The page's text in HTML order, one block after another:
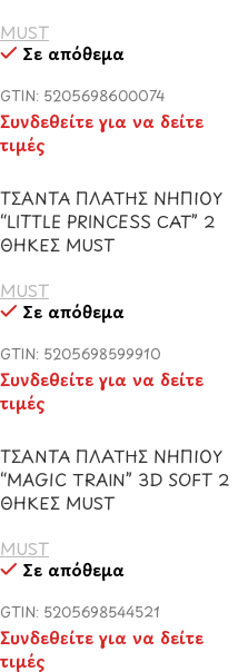
MUST
Σε απόθεμα
GTIN: 5205698600074
Συνδεθείτε για να δείτε
τιμές
ΤΣΑΝΤΑ ΠΛΑΤΗΣ ΝΗΠΙΟΥ
“LITTLE PRINCESS CAT” 2
ΘΗΚΕΣ MUST
MUST
Σε απόθεμα
GTIN: 5205698599910
Συνδεθείτε για να δείτε
τιμές
ΤΣΑΝΤΑ ΠΛΑΤΗΣ ΝΗΠΙΟΥ
“MAGIC TRAIN” 3D SOFT 2
ΘΗΚΕΣ MUST
MUST
Σε απόθεμα
GTIN: 5205698544521
Συνδεθείτε για να δείτε
τιμές